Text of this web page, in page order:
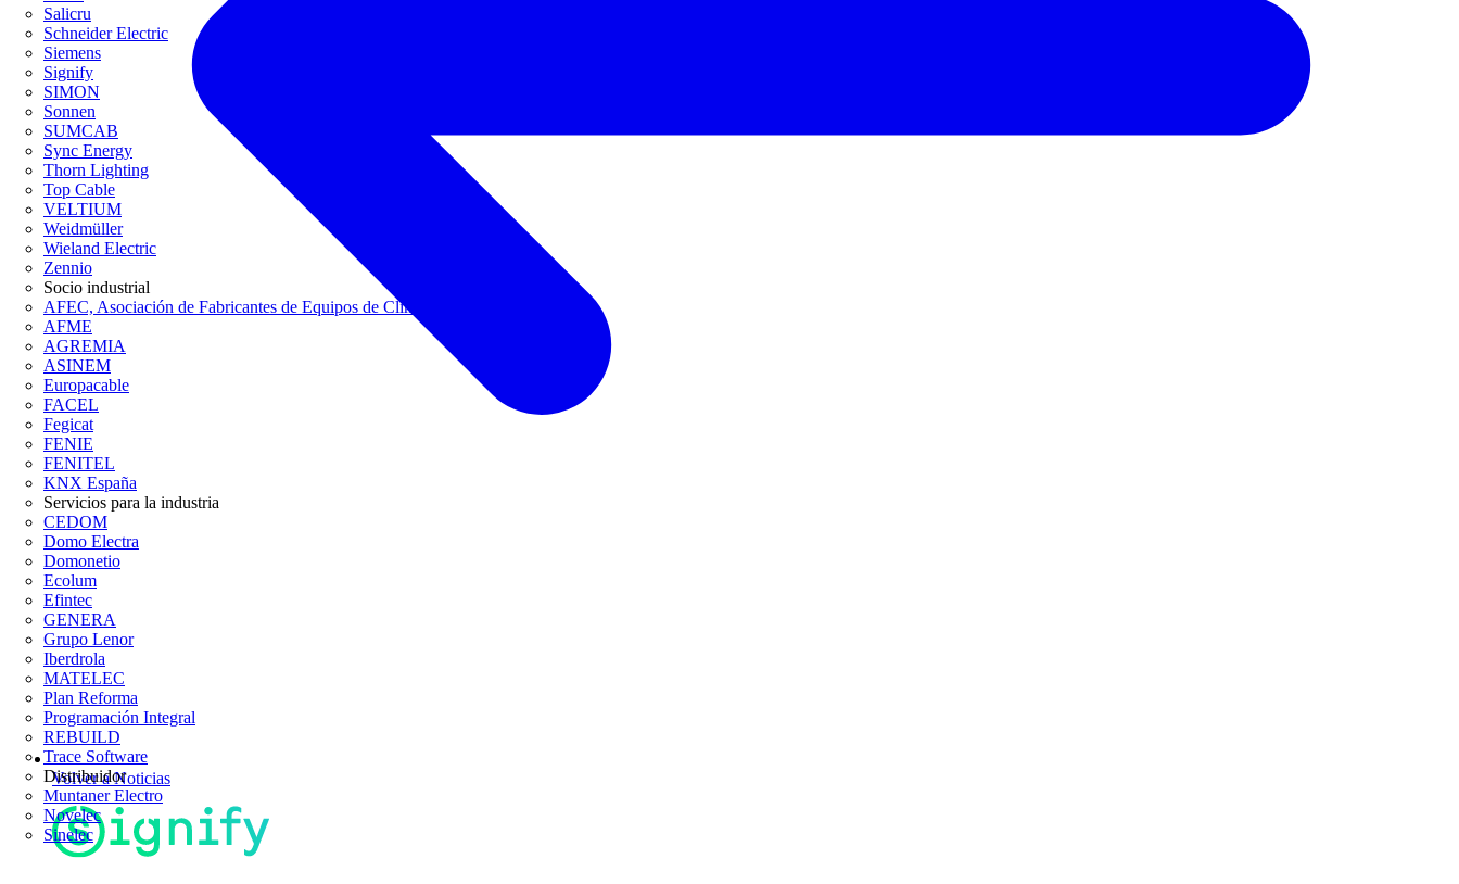
Salicru
Schneider Electric
Siemens
Signify
SIMON
Sonnen
SUMCAB
Sync Energy
Thorn Lighting
Top Cable
VELTIUM
Weidmüller
Wieland Electric
Zennio
Socio industrial
AFEC, Asociación de Fabricantes de Equipos de Climatización
AFME
AGREMIA
ASINEM
Europacable
FACEL
Fegicat
FENIE
FENITEL
KNX España
Servicios para la industria
CEDOM
Domo Electra
Domonetio
Ecolum
Efintec
GENERA
Grupo Lenor
Iberdrola
MATELEC
Plan Reforma
Programación Integral
REBUILD
Trace Software
Distribuidor
Muntaner Electro
Novelec
Sinelec
Volver a Noticias